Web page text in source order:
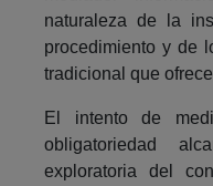
naturaleza de la
procedimiento y de
tradicional que
El intento de
obligatoriedad
exploratoria del